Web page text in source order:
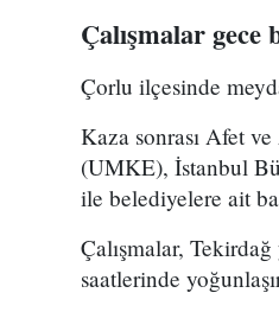
Çalışmalar gece
Çorlu ilçesinde
Kaza sonrası Afet
(UMKE), İstanbul
ile belediyelere ait
Çalışmalar,
saatlerinde